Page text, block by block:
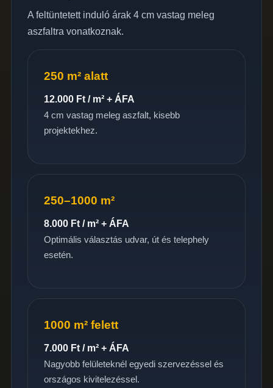
A feltüntetett induló árak 4 cm vastag meleg
aszfaltra vonatkoznak.
250 m² alatt
12.000 Ft / m² + ÁFA
4 cm vastag meleg aszfalt, kisebb
projektekhez.
250–1000 m²
8.000 Ft / m² + ÁFA
Optimális választás udvar, út és telephely
esetén.
1000 m² felett
7.000 Ft / m² + ÁFA
Nagyobb felületeknél egyedi szervezéssel és
országos kivitelezéssel.